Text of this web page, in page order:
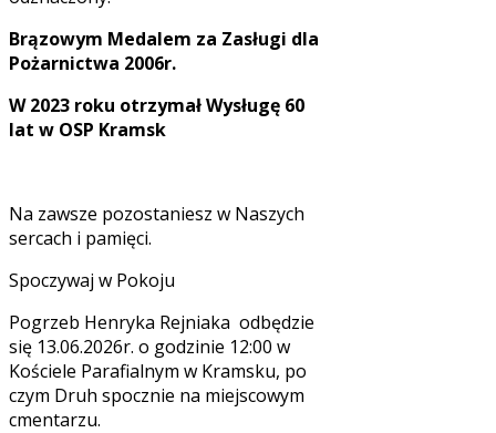
Brązowym Medalem za Zasługi dla
Pożarnictwa 2006r.
W 2023 roku otrzymał Wysługę 60
lat w OSP Kramsk
Na zawsze pozostaniesz w Naszych
sercach i pamięci.
Spoczywaj w Pokoju
Pogrzeb Henryka Rejniaka odbędzie
się 13.06.2026r. o godzinie 12:00 w
Kościele Parafialnym w Kramsku, po
czym Druh spocznie na miejscowym
cmentarzu.